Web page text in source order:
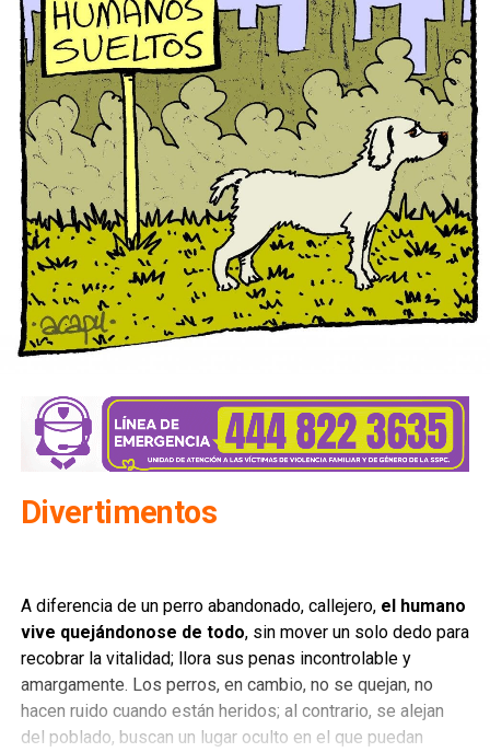
Divertimentos
A diferencia de un perro abandonado, callejero, el humano
vive quejándonose de todo, sin mover un solo dedo para
recobrar la vitalidad; llora sus penas incontrolable y
amargamente. Los perros, en cambio, no se quejan, no
hacen ruido cuando están heridos; al contrario, se alejan
del poblado, buscan un lugar oculto en el que puedan